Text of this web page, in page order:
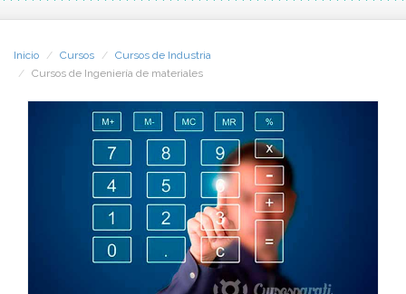
Inicio Cursos
Cursos de Industria
Cursos de Ingeniería de materiales